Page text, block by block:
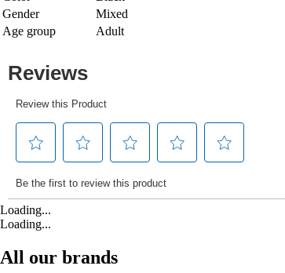
Gender
Mixed
Age group
Adult
Loading...
Loading...
All our brands